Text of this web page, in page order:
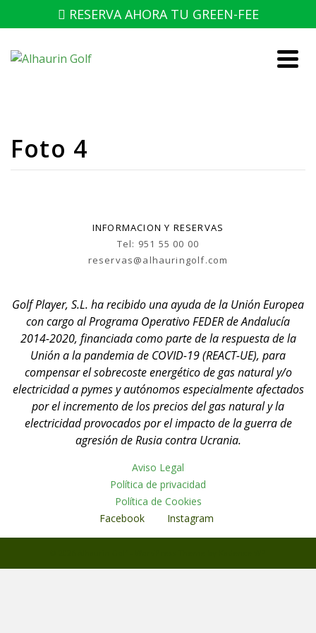
RESERVA AHORA TU GREEN-FEE
Foto 4
INFORMACION Y RESERVAS
Tel: 951 55 00 00
reservas@alhauringolf.com
Golf Player, S.L. ha recibido una ayuda de la Unión Europea
con cargo al Programa Operativo FEDER de Andalucía
2014-2020, financiada como parte de la respuesta de la
Unión a la pandemia de COVID-19 (REACT-UE), para
compensar el sobrecoste energético de gas natural y/o
electricidad a pymes y autónomos especialmente afectados
por el incremento de los precios del gas natural y la
electricidad provocados por el impacto de la guerra de
agresión de Rusia contra Ucrania.
Aviso Legal
Política de privacidad
Política de Cookies
Facebook
Instagram